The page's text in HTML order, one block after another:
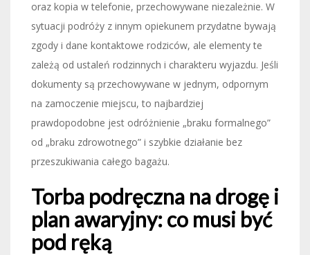
oraz kopia w telefonie, przechowywane niezależnie. W
sytuacji podróży z innym opiekunem przydatne bywają
zgody i dane kontaktowe rodziców, ale elementy te
zależą od ustaleń rodzinnych i charakteru wyjazdu. Jeśli
dokumenty są przechowywane w jednym, odpornym
na zamoczenie miejscu, to najbardziej
prawdopodobne jest odróżnienie „braku formalnego”
od „braku zdrowotnego” i szybkie działanie bez
przeszukiwania całego bagażu.
Torba podręczna na drogę i
plan awaryjny: co musi być
pod ręką